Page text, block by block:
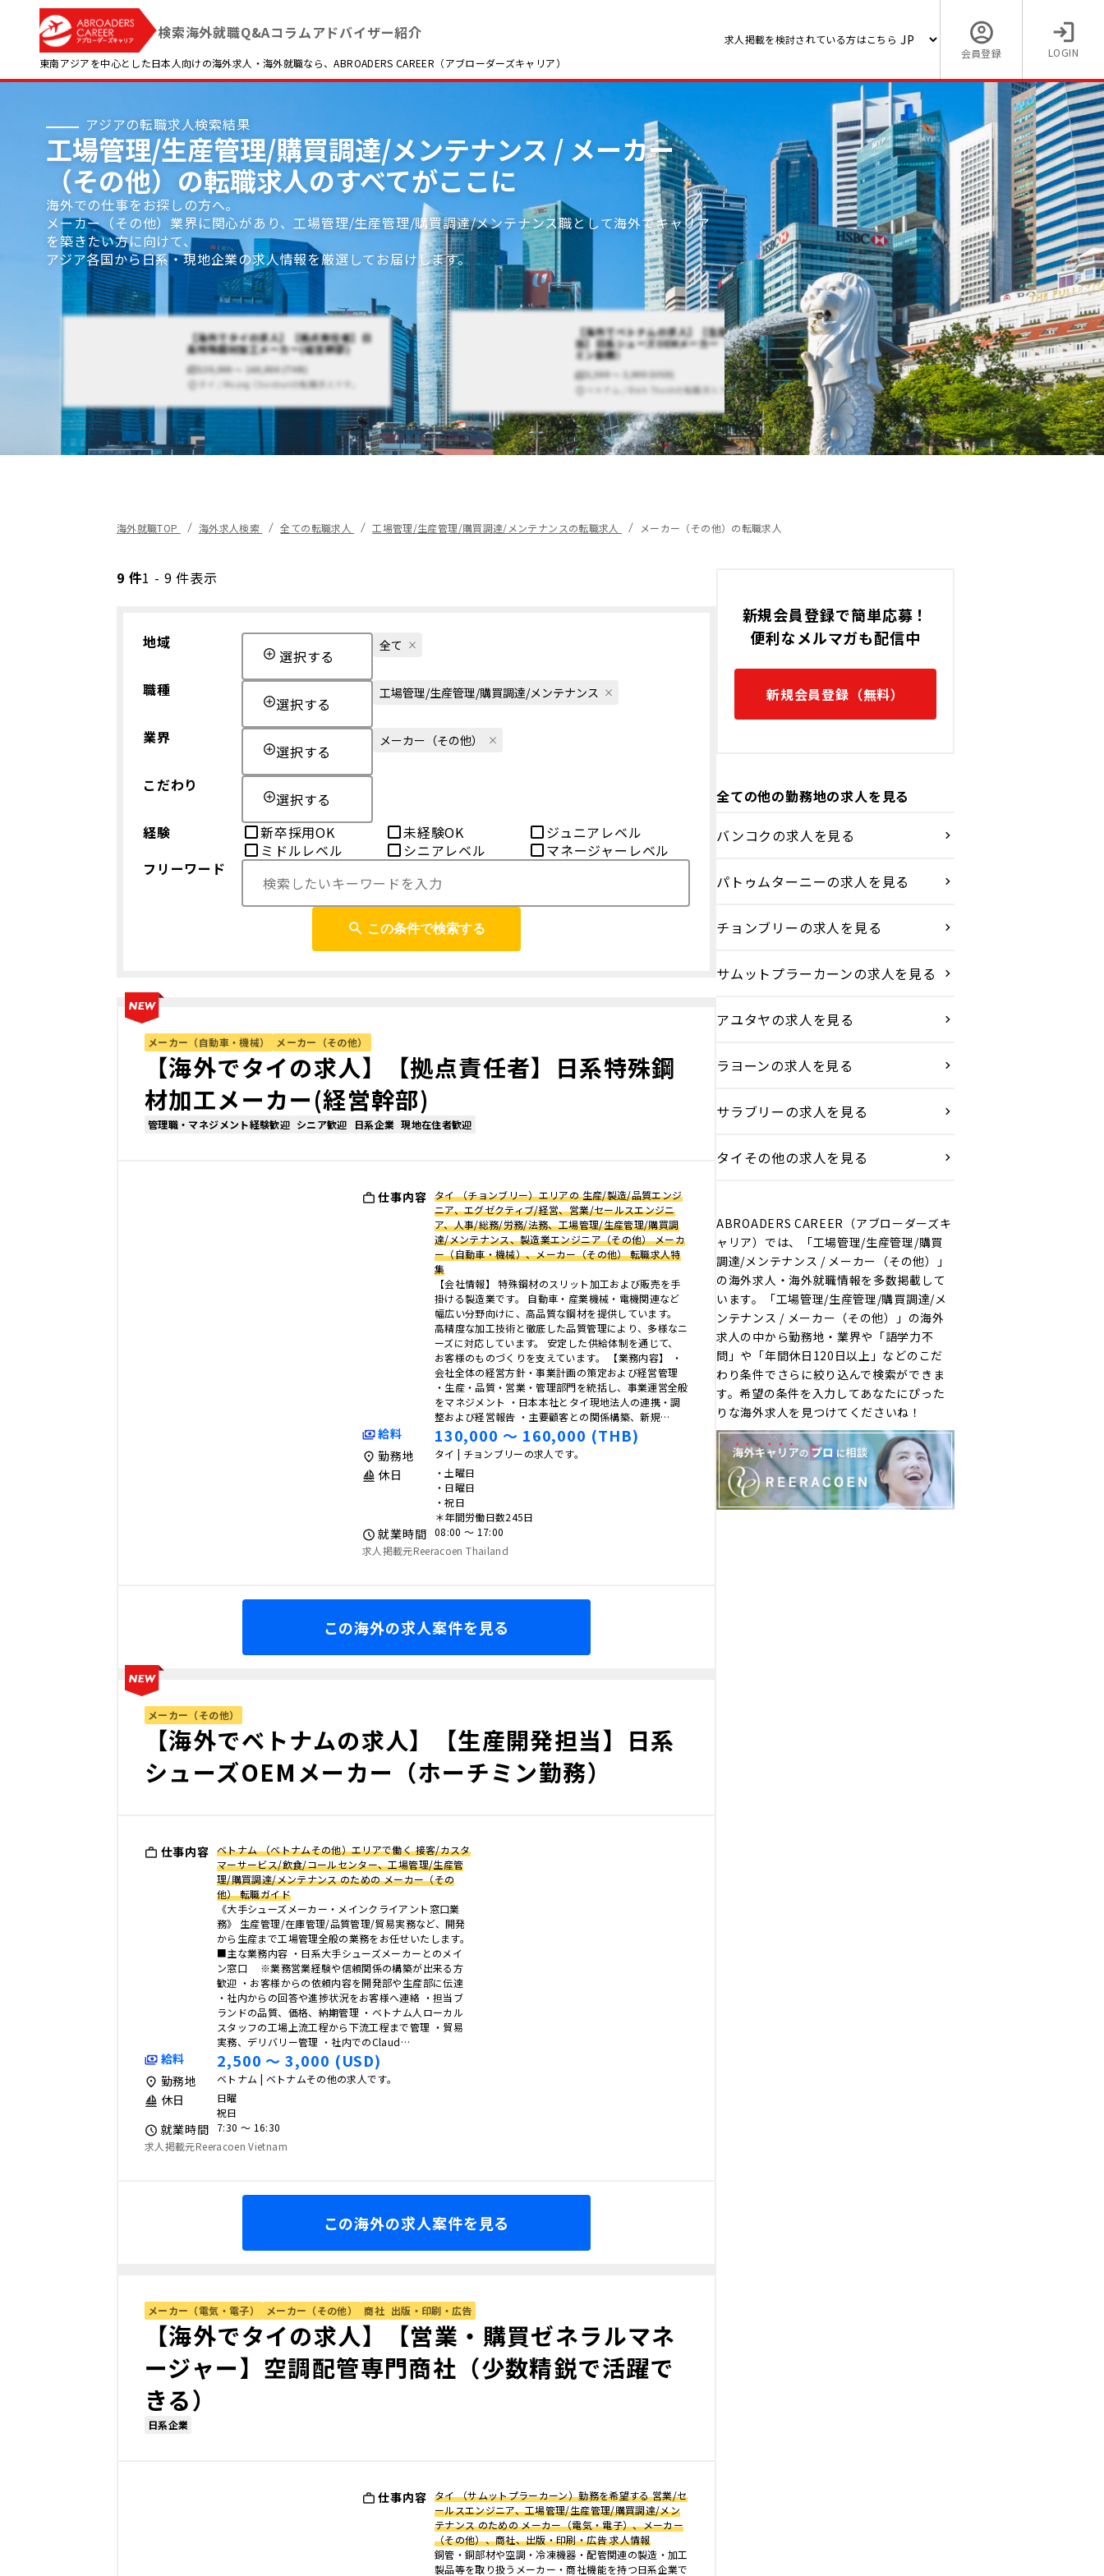
検索海外就職Q&Aコラムアドバイザー紹介
東南アジアを中心とした日本人向けの海外求人・海外就職なら、ABROADERS CAREER（アブローダーズキャリア）
求人掲載を検討されている方はこちら
会員登録
LOGIN
アジアの転職求人検索結果
工場管理/生産管理/購買調達/メンテナンス / メーカー
（その他）の転職求人のすべてがここに
海外での仕事をお探しの方へ。
メーカー（その他）業界に関心があり、工場管理/生産管理/購買調達/メンテナンス職として海外でキャリア
を築きたい方に向けて、
アジア各国から日系・現地企業の求人情報を厳選してお届けします。
【海外でタイの求人】【拠点責任者】日
系特殊鋼材加工メーカー(経営幹部)
130,000 〜 160,000 (THB)
タイ / Muang Chonburiの転職求人です。
【海外でベトナムの求人】【生産開発担
当】日系シューズOEMメーカー（ホーチ
ミン勤務）
2,500 〜 3,000 (USD)
ベトナム / Binh Thanhの転職求人です。
【海外でタイの求人】【営業
ラルマネージャー】空調配管
（少数精鋭で活躍できる）
100,000 〜 120,000 (THB)
タイ / Bang Sao Thongの転職求
海外就職TOP 海外求人検索 全ての転職求人 工場管理/生産管理/購買調達/メンテナンスの転職求人 メーカー（その他）の転職求人
新規会員登録で簡単応募！
便利なメルマガも配信中
新規会員登録（無料）
全ての他の勤務地の求人を見る
バンコクの求人を見る
パトゥムターニーの求人を見る
チョンブリーの求人を見る
サムットプラーカーンの求人を見る
アユタヤの求人を見る
ラヨーンの求人を見る
サラブリーの求人を見る
タイその他の求人を見る
ABROADERS CAREER（アブローダーズキ
ャリア）では、「工場管理/生産管理/購買
調達/メンテナンス / メーカー（その他）」
の海外求人・海外就職情報を多数掲載して
います。「工場管理/生産管理/購買調達/メ
ンテナンス / メーカー（その他）」の海外
求人の中から勤務地・業界や「語学力不
問」や「年間休日120日以上」などのこだ
わり条件でさらに絞り込んで検索ができま
す。希望の条件を入力してあなたにぴった
りな海外求人を見つけてくださいね！
9 件1 - 9 件表示
地域
選択する
全て
職種
選択する
工場管理/生産管理/購買調達/メンテナンス
業界
選択する
メーカー（その他）
こだわり
選択する
経験
新卒採用OK 未経験OK
ジュニアレベル
ミドルレベル
シニアレベル
マネージャーレベル
フリーワード
この条件で検索する
メーカー（自動車・機械） メーカー（その他）
【海外でタイの求人】【拠点責任者】日系特殊鋼
材加工メーカー(経営幹部)
管理職・マネジメント経験歓迎 シニア歓迎 日系企業 現地在住者歓迎
仕事内容 タイ （チョンブリー）エリアの 生産/製造/品質エンジ
ニア、エグゼクティブ/経営、営業/セールスエンジニ
ア、人事/総務/労務/法務、工場管理/生産管理/購買調
達/メンテナンス、製造業エンジニア（その他） メーカ
ー（自動車・機械）、メーカー（その他） 転職求人特
集
【会社情報】 特殊鋼材のスリット加工および販売を手
掛ける製造業です。 自動車・産業機械・電機関連など
幅広い分野向けに、高品質な鋼材を提供しています。
高精度な加工技術と徹底した品質管理により、多様なニ
ーズに対応しています。 安定した供給体制を通じて、
お客様のものづくりを支えています。 【業務内容】 ・
会社全体の経営方針・事業計画の策定および経営管理
・生産・品質・営業・管理部門を統括し、事業運営全般
をマネジメント ・日本本社とタイ現地法人の連携・調
整および経営報告 ・主要顧客との関係構築、新規…
給料 130,000 〜 160,000 (THB)
勤務地 タイ | チョンブリーの求人です。
休日
・土曜日
・日曜日
・祝日
＊年間労働日数245日
就業時間 08:00 〜 17:00
求人掲載元Reeracoen Thailand
この海外の求人案件を見る
メーカー（その他）
【海外でベトナムの求人】【生産開発担当】日系
シューズOEMメーカー（ホーチミン勤務）
仕事内容 ベトナム （ベトナムその他）エリアで働く 接客/カスタ
マーサービス/飲食/コールセンター、工場管理/生産管
理/購買調達/メンテナンス のための メーカー（その
他） 転職ガイド
《大手シューズメーカー・メインクライアント窓口業
務》 生産管理/在庫管理/品質管理/貿易実務など、開発
から生産まで工場管理全般の業務をお任せいたします。
■主な業務内容 ・日系大手シューズメーカーとのメイ
ン窓口 ※業務営業経験や信頼関係の構築が出来る方
歓迎 ・お客様からの依頼内容を開発部や生産部に伝達
・社内からの回答や進捗状況をお客様へ連絡 ・担当ブ
ランドの品質、価格、納期管理 ・ベトナム人ローカル
スタッフの工場上流工程から下流工程まで管理 ・貿易
実務、デリバリー管理 ・社内でのClaud…
給料 2,500 〜 3,000 (USD)
勤務地 ベトナム | ベトナムその他の求人です。
休日
日曜
祝日
就業時間
7:30 〜 16:30
求人掲載元Reeracoen Vietnam
この海外の求人案件を見る
メーカー（電気・電子） メーカー（その他） 商社 出版・印刷・広告
【海外でタイの求人】【営業・購買ゼネラルマネ
ージャー】空調配管専門商社（少数精鋭で活躍で
きる）
日系企業
仕事内容 タイ （サムットプラーカーン）勤務を希望する 営業/セ
ールスエンジニア、工場管理/生産管理/購買調達/メン
テナンス のための メーカー（電気・電子）、メーカー
（その他）、商社、出版・印刷・広告 求人情報
銅管・銅部材や空調・冷凍機器・配管関連の製造・加工
製品等を取り扱うメーカー・商社機能を持つ日系企業で